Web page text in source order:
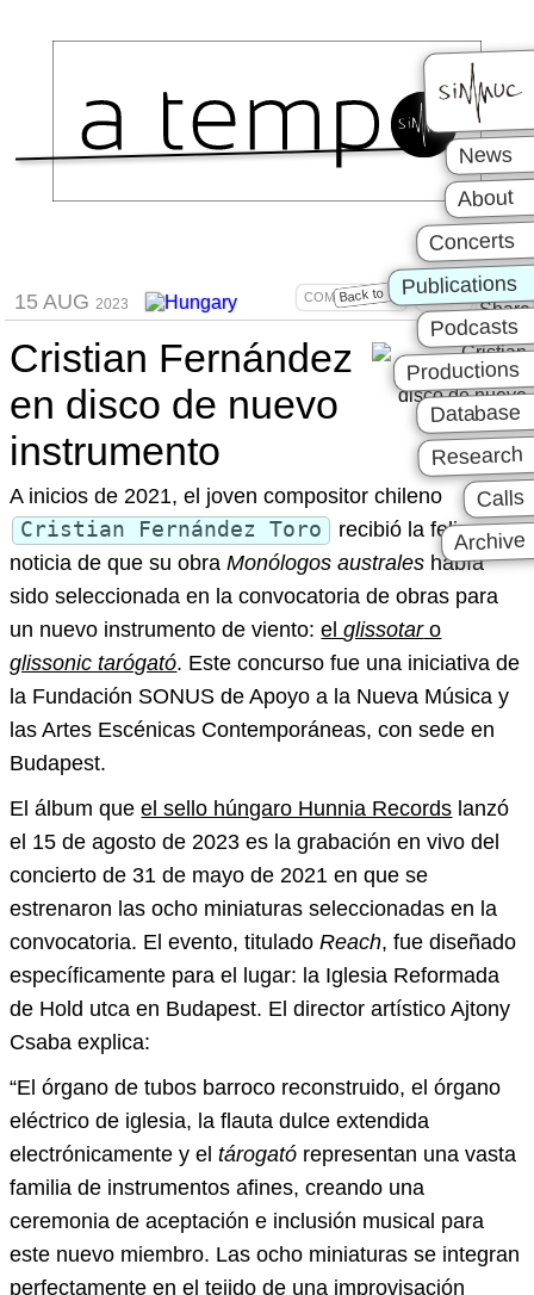
News
About
Concerts
Back to Publications
Podcasts
Productions
Database
Research
Calls
Archive
15 AUG2023 Composición Disco
Cristian Fernández
en disco de nuevo
instrumento
A inicios de 2021, el joven compositor chileno
Cristian Fernández Toro
recibió la feliz
noticia de que su obraMonólogos australes había
sido seleccionada en la convocatoria de obras para
un nuevo instrumento de viento:elglissotaro
glissonic tarógató. Este concurso fue una iniciativa de
la Fundación SONUS de Apoyo a la Nueva Música y
las Artes Escénicas Contemporáneas, con sede en
Budapest.
El álbum queel sello húngaro Hunnia Records lanzó
el 15 de agosto de 2023 es la grabación en vivo del
concierto de 31 de mayo de 2021 en que se
estrenaron las ocho miniaturas seleccionadas en la
convocatoria. El evento, tituladoReach, fue diseñado
específicamente para el lugar: la Iglesia Reformada
de Hold utca en Budapest. El director artístico Ajtony
Csaba explica:
“El órgano de tubos barroco reconstruido, el órgano
eléctrico de iglesia, la flauta dulce extendida
electrónicamente y el tárogató representan una vasta
familia de instrumentos afines, creando una
ceremonia de aceptación e inclusión musical para
este nuevo miembro. Las ocho miniaturas se integran
perfectamente en el tejido de una improvisación